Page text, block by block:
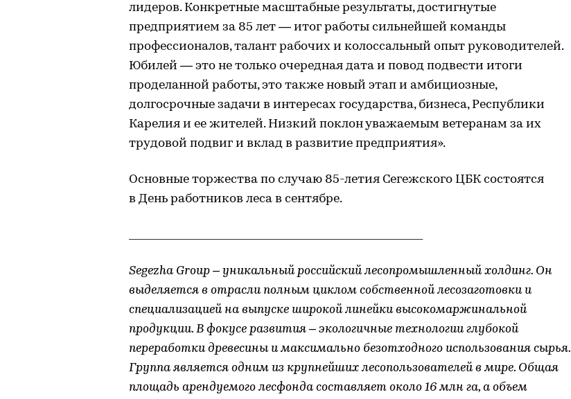
лидеров. Конкретные масштабные результаты, достигнутые
предприятием за 85 лет — итог работы сильнейшей команды
профессионалов, талант рабочих и колоссальный опыт руководителей.
Юбилей — это не только очередная дата и повод подвести итоги
проделанной работы, это также новый этап и амбициозные,
долгосрочные задачи в интересах государства, бизнеса, Республики
Карелия и ее жителей. Низкий поклон уважаемым ветеранам за их
трудовой подвиг и вклад в развитие предприятия».
Основные торжества по случаю 85-летия Сегежского ЦБК состоятся
в День работников леса в сентябре.
Segezha Group – уникальный российский лесопромышленный холдинг. Он
выделяется в отрасли полным циклом собственной лесозаготовки и
специализацией на выпуске широкой линейки высокомаржинальной
продукции. В фокусе развития – экологичные технологии глубокой
переработки древесины и максимально безотходного использования сырья.
Группа является одним из крупнейших лесопользователей в мире. Общая
площадь арендуемого лесфонда составляет около 16 млн га, а объем